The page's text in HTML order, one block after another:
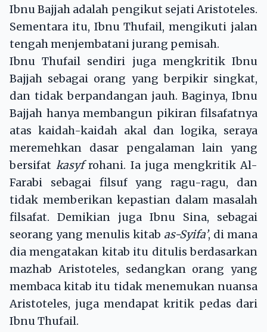
Ibnu Bajjah adalah pengikut sejati Aristoteles.
Sementara itu, Ibnu Thufail, mengikuti jalan
tengah menjembatani jurang pemisah.
Ibnu Thufail sendiri juga mengkritik Ibnu
Bajjah sebagai orang yang berpikir singkat,
dan tidak berpandangan jauh. Baginya, Ibnu
Bajjah hanya membangun pikiran filsafatnya
atas kaidah-kaidah akal dan logika, seraya
meremehkan dasar pengalaman lain yang
bersifat kasyfrohani. Ia juga mengkritik Al-
Farabi sebagai filsuf yang ragu-ragu, dan
tidak memberikan kepastian dalam masalah
filsafat. Demikian juga Ibnu Sina, sebagai
seorang yang menulis kitab as-Syifa’, di mana
dia mengatakan kitab itu ditulis berdasarkan
mazhab Aristoteles, sedangkan orang yang
membaca kitab itu tidak menemukan nuansa
Aristoteles, juga mendapat kritik pedas dari
Ibnu Thufail.